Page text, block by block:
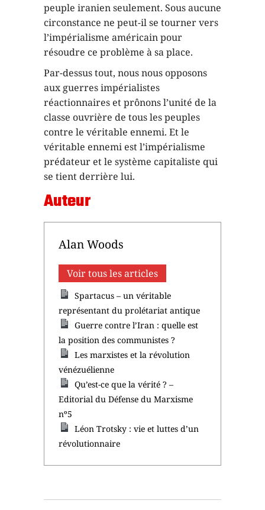
peuple iranien seulement. Sous aucune
circonstance ne peut-il se tourner vers
l’impérialisme américain pour
résoudre ce problème à sa place.
Par-dessus tout, nous nous opposons
aux guerres impérialistes
réactionnaires et prônons l’unité de la
classe ouvrière de tous les peuples
contre le véritable ennemi. Et le
véritable ennemi est l’impérialisme
prédateur et le système capitaliste qui
se tient derrière lui.
Auteur
Alan Woods
Voir tous les articles
Spartacus – un véritable
représentant du prolétariat antique
Guerre contre l’Iran : quelle est
la position des communistes ?
Les marxistes et la révolution
vénézuélienne
Qu’est-ce que la vérité ? –
Editorial du Défense du Marxisme
nº5
Léon Trotsky : vie et luttes d’un
révolutionnaire